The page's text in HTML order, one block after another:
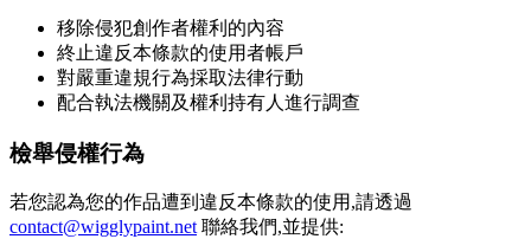
移除侵犯創作者權利的內容
終止違反本條款的使用者帳戶
對嚴重違規行為採取法律行動
配合執法機關及權利持有人進行調查
檢舉侵權行為
若您認為您的作品遭到違反本條款的使用,請透過
contact@wigglypaint.net 聯絡我們,並提供: